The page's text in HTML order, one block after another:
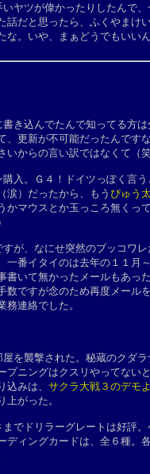
ヤツが偉かったりしたんで
だと思ったら、ふくやまけ
。いや、まぁどうでもいい
き込んでたんで知ってる方
更新が不可能だったんです
からの言い訳ではなくて（
入。Ｇ４！ドイツっぽく言
）だったから、もう ぴゅう
かマウスとか玉っころ無くっ
が、なにせ突然のブッコワレ
番イタイのは去年の１１月
いて無かったメールもあっ
ですが念のため再度メール
連絡でした。
を襲撃された。秘蔵のクダ
プニングはクスリやってない
込みは、 サクラ大戦３のデモ
上がった。
でドリラーグレートは好評
ィングカードは、全６種。